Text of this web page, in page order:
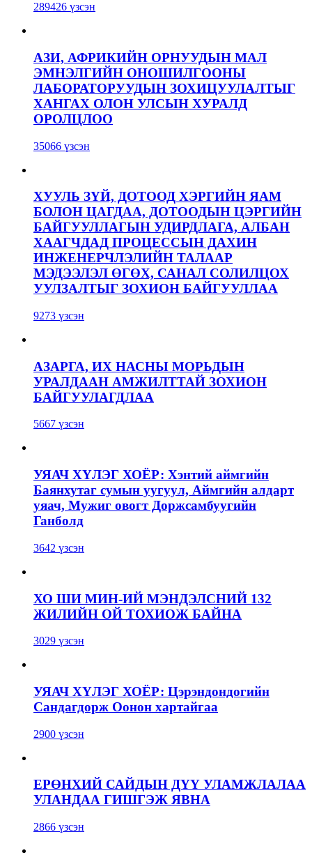
289426 үзсэн
АЗИ, АФРИКИЙН ОРНУУДЫН МАЛ
ЭМНЭЛГИЙН ОНОШИЛГООНЫ
ЛАБОРАТОРУУДЫН ЗОХИЦУУЛАЛТЫГ
ХАНГАХ ОЛОН УЛСЫН ХУРАЛД
ОРОЛЦЛОО
35066 үзсэн
ХУУЛЬ ЗҮЙ, ДОТООД ХЭРГИЙН ЯАМ
БОЛОН ЦАГДАА, ДОТООДЫН ЦЭРГИЙН
БАЙГУУЛЛАГЫН УДИРДЛАГА, АЛБАН
ХААГЧДАД ПРОЦЕССЫН ДАХИН
ИНЖЕНЕРЧЛЭЛИЙН ТАЛААР
МЭДЭЭЛЭЛ ӨГӨХ, САНАЛ СОЛИЛЦОХ
УУЛЗАЛТЫГ ЗОХИОН БАЙГУУЛЛАА
9273 үзсэн
АЗАРГА, ИХ НАСНЫ МОРЬДЫН
УРАЛДААН АМЖИЛТТАЙ ЗОХИОН
БАЙГУУЛАГДЛАА
5667 үзсэн
УЯАЧ ХҮЛЭГ ХОЁР: Хэнтий аймгийн
Баянхутаг сумын уугуул, Аймгийн алдарт
уяач, Мужиг овогт Доржсамбуугийн
Ганболд
3642 үзсэн
ХО ШИ МИН-ИЙ МЭНДЭЛСНИЙ 132
ЖИЛИЙН ОЙ ТОХИОЖ БАЙНА
3029 үзсэн
УЯАЧ ХҮЛЭГ ХОЁР: Цэрэндондогийн
Сандагдорж Оонон хартайгаа
2900 үзсэн
ЕРӨНХИЙ САЙДЫН ДҮҮ УЛАМЖЛАЛАА
УЛАНДАА ГИШГЭЖ ЯВНА
2866 үзсэн